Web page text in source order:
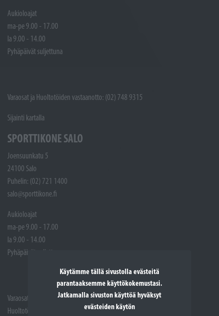
Käytämme tällä sivustolla evästeitä
parantaaksemme käyttökokemustasi.
Jatkamalla sivuston käyttöä hyväksyt
evästeiden käytön
Aukioloajat
ma-pe 9.00 - 17.00
la 9.00 - 14.00
Pyhäpäivät suljettuna
Varaosat ja Huoltotöiden vastaanotto: (02) 748 9315
Sijainti kartalla
SPORTTIKONE SALO
Joensuunkatu 5
24100 Salo
Puhelin: (02) 721 1400
salo@sporttikone.fi
Aukioloajat
ma-pe 9.00 - 17.00
la 9.00 - 14.00
Pyhäpäivät suljettuna
Varaosat: (02) 721 1407
Huoltotöiden vastaanotto: 02 7211405